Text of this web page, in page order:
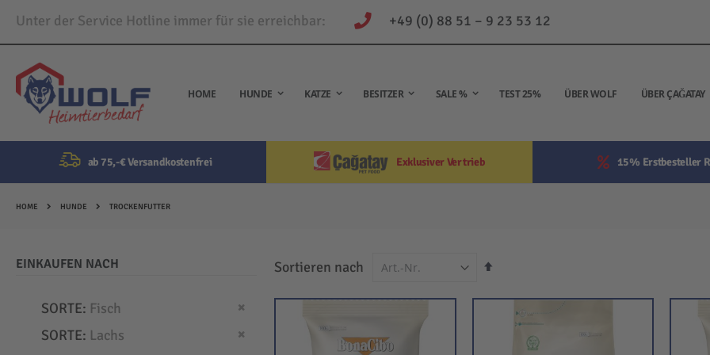
Unter der Service Hotline immer für sie erreichbar: +49 (0) 88 51 – 9 23 53 12
Direkt
zum
Inhalt
HOME HUNDE KATZE BESITZER SALE % TEST 25% ÜBER WOLF ÜBER ÇAĞATAY
ab 75,-€ Versandkostenfrei Exklusiver Vertrieb 15% Erstbesteller
HOME HUNDE TROCKENFUTTER
Sortieren nach
In
Reihenfolge
EINKAUFEN NACH
SORTE Fisch
SORTE Lachs Dies entfernen